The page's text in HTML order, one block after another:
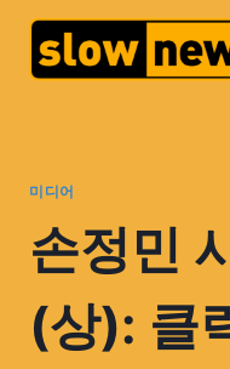
미디어
손정민
(상): 클